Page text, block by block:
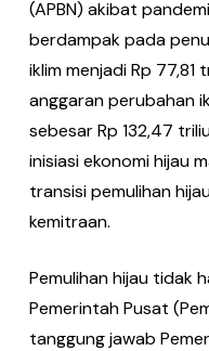
(APBN) akibat
berdampak pada
iklim menjadi Rp
anggaran perubahan
sebesar Rp 132,47
inisiasi ekonomi hijau
transisi pemulihan
kemitraan.
Pemulihan hijau tidak
Pemerintah Pusat
tanggung jawab